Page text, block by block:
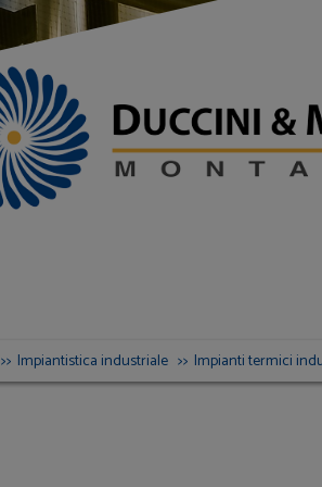
Impiantistica industriale Impianti termici